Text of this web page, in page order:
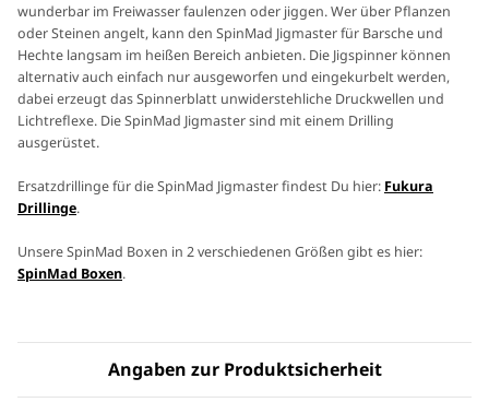
wunderbar im Freiwasser faulenzen oder jiggen. Wer über Pflanzen
oder Steinen angelt, kann den SpinMad Jigmaster für Barsche und
Hechte langsam im heißen Bereich anbieten. Die Jigspinner können
alternativ auch einfach nur ausgeworfen und eingekurbelt werden,
dabei erzeugt das Spinnerblatt unwiderstehliche Druckwellen und
Lichtreflexe. Die SpinMad Jigmaster sind mit einem Drilling
ausgerüstet.
Ersatzdrillinge für die SpinMad Jigmaster findest Du hier: Fukura
Drillinge.
Unsere SpinMad Boxen in 2 verschiedenen Größen gibt es hier:
SpinMad Boxen.
Angaben zur Produktsicherheit